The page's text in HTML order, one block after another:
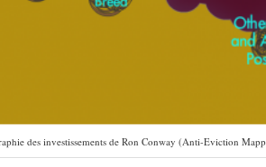
des investissements de Ron Conway (Anti-Eviction